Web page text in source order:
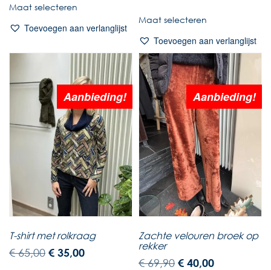
Maat selecteren
Toevoegen aan verlanglijst
Maat selecteren
Toevoegen aan verlanglijst
Aanbieding!
T-shirt met rolkraag
€65,00 € 35,00
Aanbieding!
Zachte velouren broek op
rekker
€69,90 € 40,00